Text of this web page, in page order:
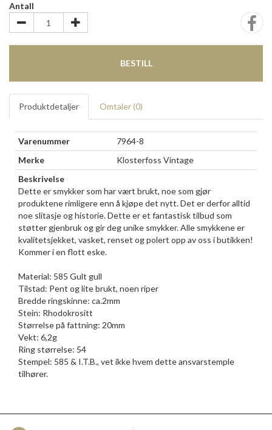
Antall
BESTILL
Produktdetaljer Omtaler (0)
Varenummer
7964-8
Merke
Klosterfoss Vintage
Beskrivelse
Dette er smykker som har vært brukt, noe som gjør
produktene rimligere enn å kjøpe det nytt. Det er derfor alltid
noe slitasje og historie. Dette er et fantastisk tilbud som
støtter gjenbruk og gir deg unike smykker. Alle smykkene er
kvalitetsjekket, vasket, renset og polert opp av oss i butikken!
Kommer i en flott eske.
Material: 585 Gult gull
Tilstad: Pent og lite brukt, noen riper
Bredde ringskinne: ca.2mm
Stein: Rhodokrositt
Størrelse på fattning: 20mm
Vekt: 6,2g
Ring størrelse: 54
Stempel: 585 & I.T.B., vet ikke hvem dette ansvarstemple
tilhører.